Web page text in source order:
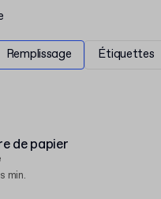
d'emballage
de soie et
Remplissage Étiquettes
de papier
min.